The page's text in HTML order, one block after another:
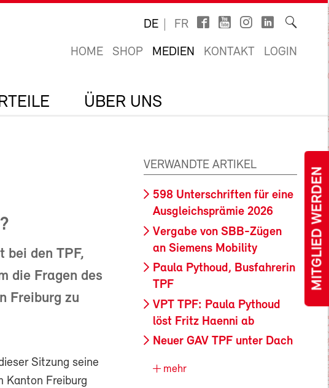
MITGLIED WERDEN
DE FR
HOME SHOP MEDIEN KONTAKT LOGIN
ÜBER UNS
bei den TPF,
die Fragen des
Freiburg zu
Sitzung seine
Kanton Freiburg
VERWANDTE ARTIKEL
598 Unterschriften für eine
Ausgleichsprämie 2026
Vergabe von SBB-Zügen
an Siemens Mobility
Paula Pythoud, Busfahrerin
TPF
VPT TPF: Paula Pythoud
löst Fritz Haenni ab
Neuer GAV TPF unter Dach
mehr